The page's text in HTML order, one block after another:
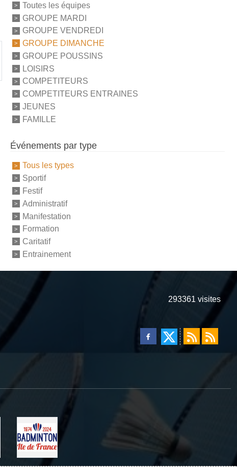
Toutes les équipes
GROUPE MARDI
GROUPE VENDREDI
GROUPE DIMANCHE
GROUPE POUSSINS
LOISIRS
COMPETITEURS
COMPETITEURS ENTRAINES
JEUNES
FAMILLE
Événements par type
Tous les types
Sportif
Festif
Administratif
Manifestation
Formation
Caritatif
Entrainement
293361 visites